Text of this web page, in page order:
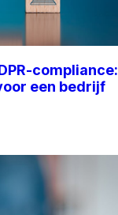
compliance:
een bedrijf